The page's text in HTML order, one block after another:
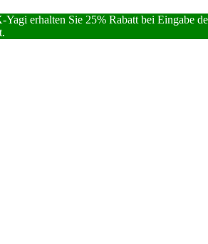
erhalten Sie 25% Rabatt bei Eingabe